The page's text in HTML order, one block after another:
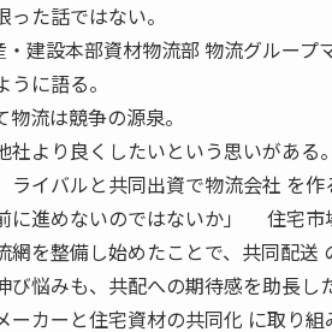
た話ではない。
建設本部資材物流部 物流グループ
に語る。
物流は競争の源泉。
より良くしたいという思いがある。
ライバルと共同出資で物流会社 を
に進めないのではないか」 住宅市
を整備し始めたことで、共同配送
悩みも、共配への期待感を助長し
カーと住宅資材の共同化 に取り組